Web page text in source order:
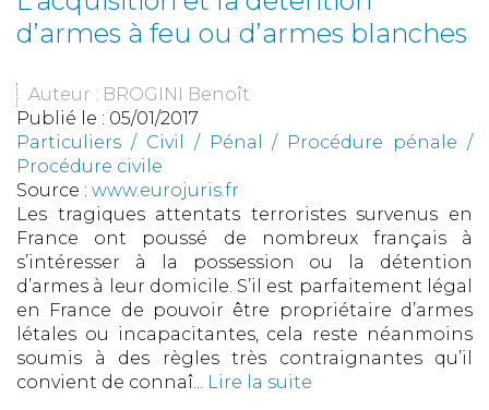
d’armes à feu ou d’armes blanches
Auteur : BROGINI Benoît
Publié le : 05/01/2017
Particuliers / Civil / Pénal / Procédure pénale /
Procédure civile
Source : www.eurojuris.fr
Les tragiques attentats terroristes survenus en
France ont poussé de nombreux français à
s’intéresser à la possession ou la détention
d’armes à leur domicile. S’il est parfaitement légal
en France de pouvoir être propriétaire d’armes
létales ou incapacitantes, cela reste néanmoins
soumis à des règles très contraignantes qu’il
convient de connaî... Lire la suite